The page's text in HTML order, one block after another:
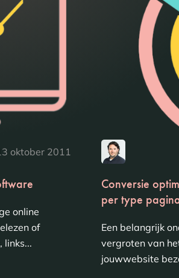
oktober 2011
online
of
links...
Conversie
per type
Een belangrijk
vergroten van
jouwwebsite